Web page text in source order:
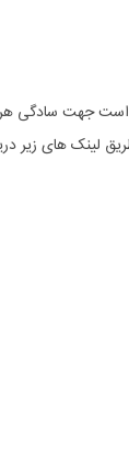
استجهت سادگی
لینک های زیر